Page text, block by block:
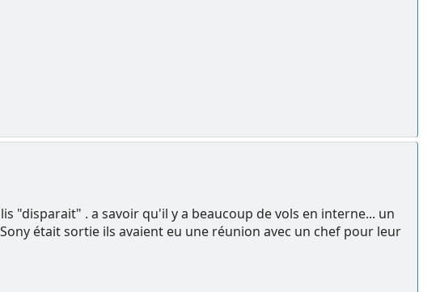
"disparait" . a savoir qu'il y a beaucoup de vols en interne... un
était sortie ils avaient eu une réunion avec un chef pour leur